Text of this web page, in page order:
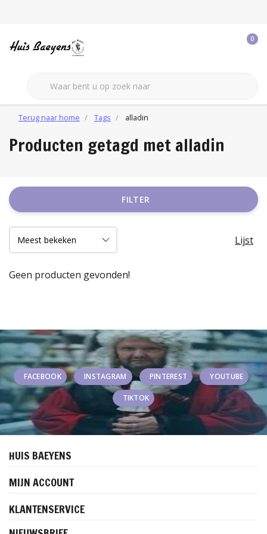
0
Terug naar home Tags alladin
Producten getagd met alladin
FILTER
Lijst
Geen producten gevonden!
FACEBOOK INSTAGRAM PINTEREST YOUTUBE
TIKTOK
HUIS BAEYENS
MIJN ACCOUNT
KLANTENSERVICE